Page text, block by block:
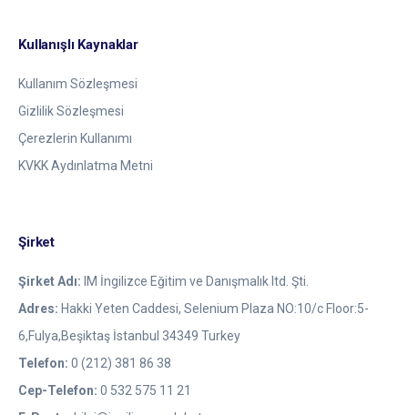
Kullanışlı Kaynaklar
Kullanım Sözleşmesi
Gizlilik Sözleşmesi
Çerezlerin Kullanımı
KVKK Aydınlatma Metni
Şirket
Şirket Adı: IM İngilizce Eğitim ve Danışmalık ltd. Şti.
Adres: Hakki Yeten Caddesi, Selenium Plaza NO:10/c Floor:5-
6,Fulya,Beşiktaş İstanbul 34349 Turkey
Telefon: 0 (212) 381 86 38
Cep-Telefon: 0 532 575 11 21